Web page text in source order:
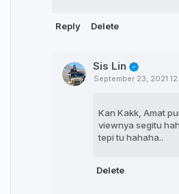
Reply Delete
Sis Lin
September 23, 2021
Kan Kakk, Amat
viewnya segitu
tepi tu hahaha..
Delete